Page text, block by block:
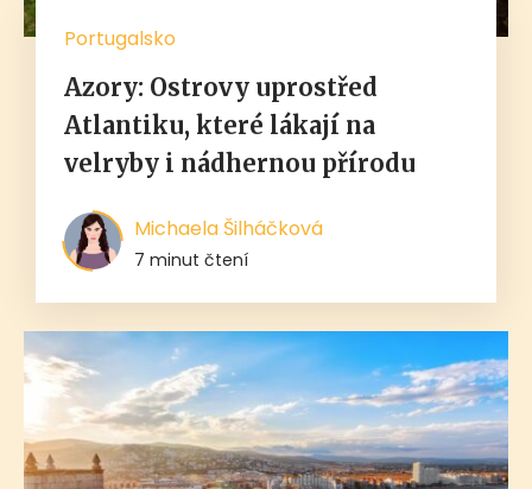
Portugalsko
Azory: Ostrovy uprostřed
Atlantiku, které lákají na
velryby i nádhernou přírodu
Michaela Šilháčková
7 minut čtení